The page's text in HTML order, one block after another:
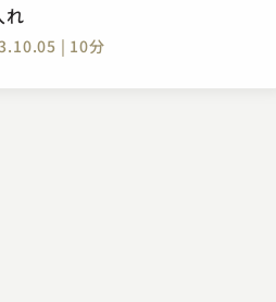
れ
| 10分